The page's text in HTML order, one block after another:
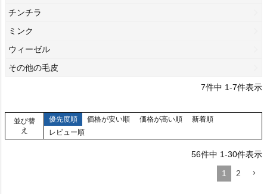
チンチラ
ミンク
ウィーゼル
その他の毛皮
7件中 1-7件表示
並び替
え
優先度順 価格が安い順 価格が高い順
新着順
レビュー順
56件中 1-30件表示
1
2